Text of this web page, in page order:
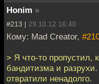
Honim »
#213 | 29.10.12 16:40
Кому: Mad Creator,
> Я что-то пропустил,
бандитизма и
отвратили ненадолго.